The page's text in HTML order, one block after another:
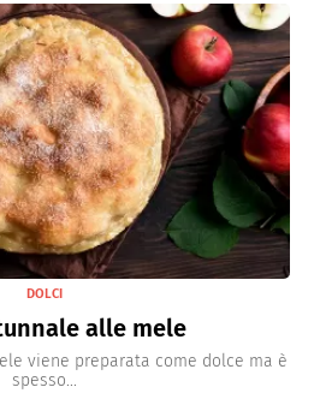
DOLCI
alle mele
viene preparata come dolce ma è
spesso...